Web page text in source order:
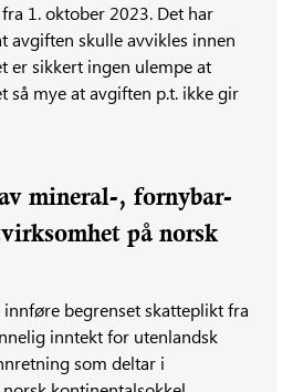
1. oktober 2023. Det har
skulle avvikles innen
er sikkert ingen ulempe at
så mye at avgiften p.t. ikke gir
mineral-, fornybar-
på norsk
begrenset skatteplikt fra
inntekt for utenlandsk
som deltar i